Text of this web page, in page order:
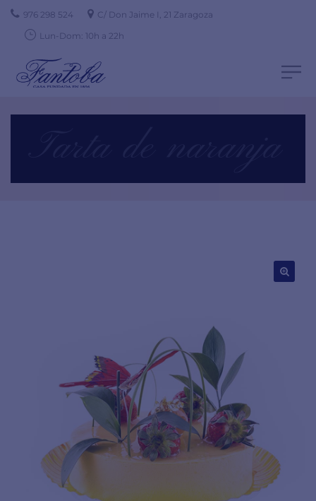
976 298 524
C/ Don Jaime I, 21 Zaragoza
Lun-Dom: 10h a 22h